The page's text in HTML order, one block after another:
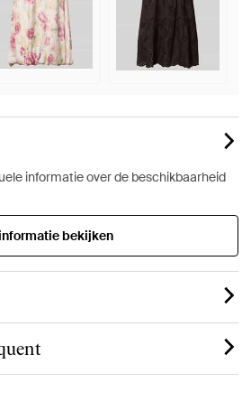
informatie over de beschikbaarheid
bekijken